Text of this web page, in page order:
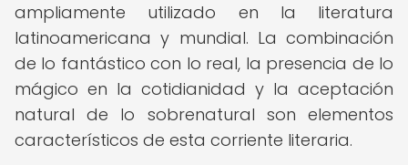
ampliamente utilizado en la literatura
latinoamericana y mundial. La combinación
de lo fantástico con lo real, la presencia de lo
mágico en la cotidianidad y la aceptación
natural de lo sobrenatural son elementos
característicos de esta corriente literaria.